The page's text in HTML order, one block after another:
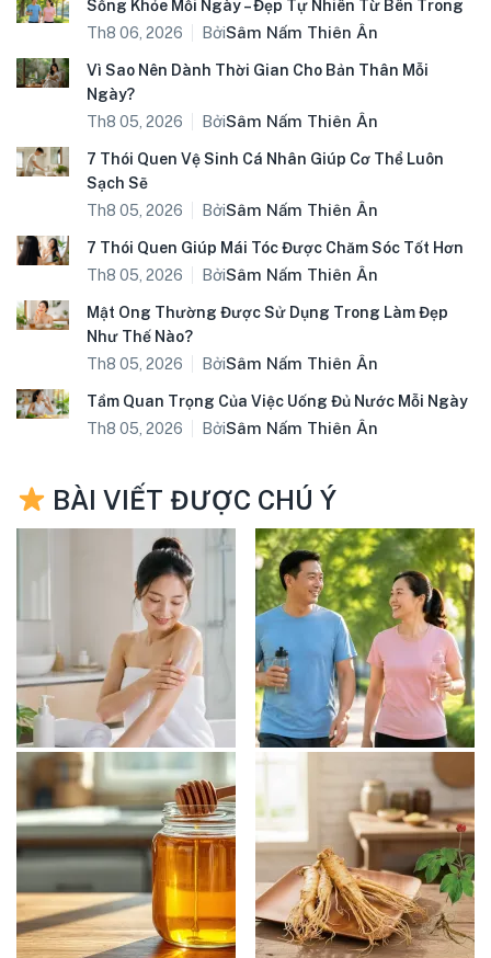
Sống Khỏe Mỗi Ngày – Đẹp Tự Nhiên Từ Bên Trong
Th8 06, 2026
BởiSâm Nấm Thiên Ân
Vì Sao Nên Dành Thời Gian Cho Bản Thân Mỗi
Ngày?
Th8 05, 2026
BởiSâm Nấm Thiên Ân
7 Thói Quen Vệ Sinh Cá Nhân Giúp Cơ Thể Luôn
Sạch Sẽ
Th8 05, 2026
BởiSâm Nấm Thiên Ân
7 Thói Quen Giúp Mái Tóc Được Chăm Sóc Tốt Hơn
Th8 05, 2026
BởiSâm Nấm Thiên Ân
Mật Ong Thường Được Sử Dụng Trong Làm Đẹp
Như Thế Nào?
Th8 05, 2026
BởiSâm Nấm Thiên Ân
Tầm Quan Trọng Của Việc Uống Đủ Nước Mỗi Ngày
Th8 05, 2026
BởiSâm Nấm Thiên Ân
BÀI VIẾT ĐƯỢC CHÚ Ý